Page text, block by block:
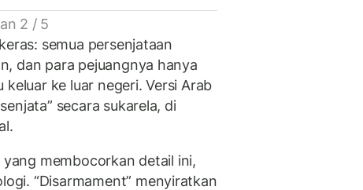
2 / 5
semua persenjataan
dan para pejuangnya hanya
ke luar negeri. Versi Arab
secara sukarela, di
membocorkan detail ini,
“Disarmament” menyiratkan